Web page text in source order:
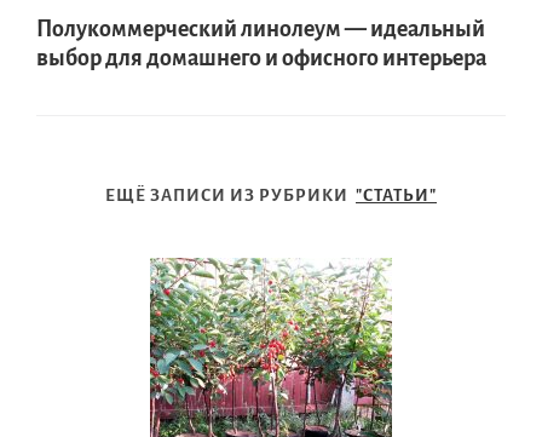
Полукоммерческий линолеум — идеальный
выбор для домашнего и офисного интерьера
ЕЩЁ ЗАПИСИ ИЗ РУБРИКИ "СТАТЬИ"